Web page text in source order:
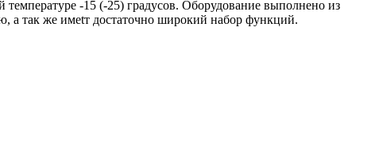
-15 (-25) градусов. Оборудование выполнено из
а так же имеtт достаточно широкий набор функций.